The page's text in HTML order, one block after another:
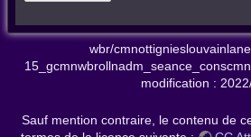
wbr/
modification :
Sauf mention contraire, le contenu de